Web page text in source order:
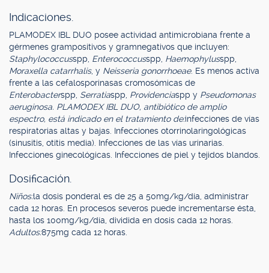
Indicaciones.
PLAMODEX IBL DUO posee actividad antimicrobiana frente a
gérmenes grampositivos y gramnegativos que incluyen:
Staphylococcusspp, Enterococcusspp, Haemophylusspp,
Moraxella catarrhalis, y Neisseria gonorrhoeae. Es menos activa
frente a las cefalosporinasas cromosómicas de
Enterobacterspp, Serratiaspp, Providenciaspp y Pseudomonas
aeruginosa. PLAMODEX IBL DUO, antibiótico de amplio
espectro, está indicado en el tratamiento de:infecciones de vías
respiratorias altas y bajas. Infecciones otorrinolaringológicas
(sinusitis, otitis media). Infecciones de las vías urinarias.
Infecciones ginecológicas. Infecciones de piel y tejidos blandos.
Dosificación.
Niños:la dosis ponderal es de 25 a 50mg/kg/día, administrar
cada 12 horas. En procesos severos puede incrementarse ésta,
hasta los 100mg/kg/día, dividida en dosis cada 12 horas.
Adultos:875mg cada 12 horas.